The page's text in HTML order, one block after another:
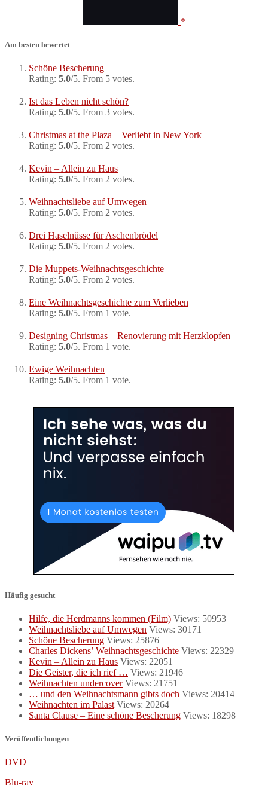
Am besten bewertet
Schöne Bescherung
Rating: 5.0/5. From 5 votes.
Ist das Leben nicht schön?
Rating: 5.0/5. From 3 votes.
Christmas at the Plaza – Verliebt in New York
Rating: 5.0/5. From 2 votes.
Kevin – Allein zu Haus
Rating: 5.0/5. From 2 votes.
Weihnachtsliebe auf Umwegen
Rating: 5.0/5. From 2 votes.
Drei Haselnüsse für Aschenbrödel
Rating: 5.0/5. From 2 votes.
Die Muppets-Weihnachtsgeschichte
Rating: 5.0/5. From 2 votes.
Eine Weihnachtsgeschichte zum Verlieben
Rating: 5.0/5. From 1 vote.
Designing Christmas – Renovierung mit Herzklopfen
Rating: 5.0/5. From 1 vote.
Ewige Weihnachten
Rating: 5.0/5. From 1 vote.
Häufig gesucht
Hilfe, die Herdmanns kommen (Film) Views: 50953
Weihnachtsliebe auf Umwegen Views: 30171
Schöne Bescherung Views: 25876
Charles Dickens’ Weihnachtsgeschichte Views: 22329
Kevin – Allein zu Haus Views: 22051
Die Geister, die ich rief … Views: 21946
Weihnachten undercover Views: 21751
… und den Weihnachtsmann gibts doch Views: 20414
Weihnachten im Palast Views: 20264
Santa Clause – Eine schöne Bescherung Views: 18298
Veröffentlichungen
DVD
Blu-ray